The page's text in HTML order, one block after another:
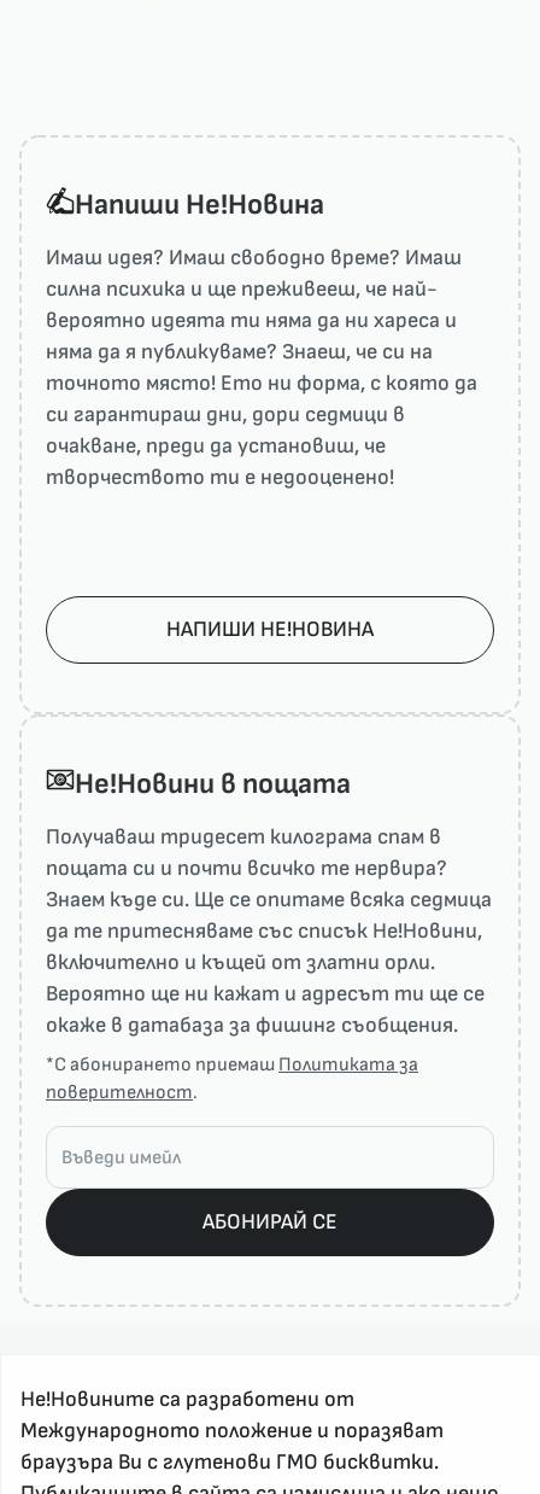
Напиши He!Новина
Имаш идея? Имаш свободно време? Имаш
силна психика и ще преживееш, че най-
вероятно идеята ти няма да ни харесa и
няма да я публикуваме? Знаеш, че си на
точното място! Ето ни форма, с която да
си гарантираш дни, дори седмици в
очакване, преди да установиш, че
творчеството ти е недооценено!
НАПИШИ НЕ!НОВИНА
He!Новини в пощата
Получаваш тридесет килограма спам в
пощата си и почти всичко те нервира?
Знаем къде си. Ще се опитаме всяка седмица
да те притесняваме със списък He!Новини,
включително и къщей от златни орли.
Вероятно ще ни кажат и адресът ти ще се
окаже в датабаза за фишинг съобщения.
*С абонирането приемаш Политиката за
поверителност.
АБОНИРАЙ СЕ
Не!Новините са разработени от
Международното положение и поразяват
браузъра Ви с глутенови ГМО бисквитки.